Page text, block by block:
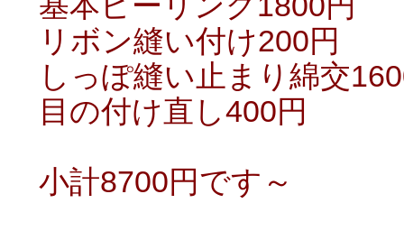
リボン縫い付け200円
しっぽ縫い止まり綿交
目の付け直し400円
小計8700円です～